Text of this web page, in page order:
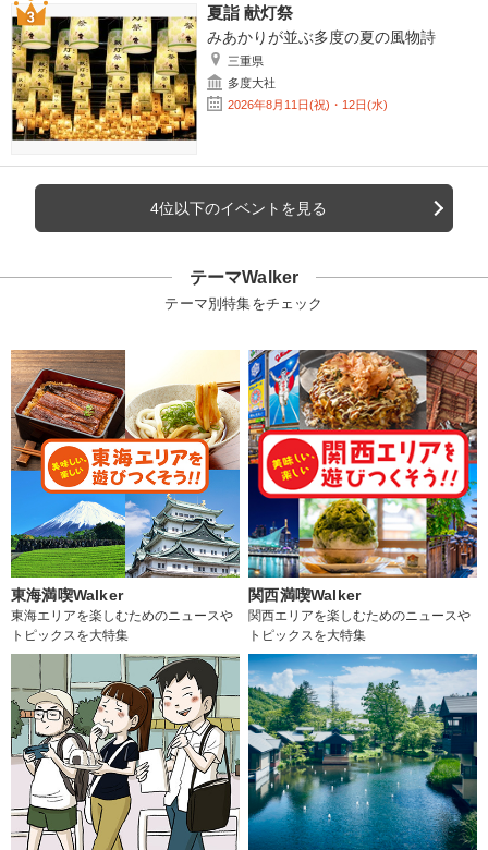
夏詣 献灯祭
みあかりが並ぶ多度の夏の風物詩
三重県
多度大社
2026年8月11日(祝)・12日(水)
4位以下のイベントを見る
テーマWalker
テーマ別特集をチェック
東海満喫Walker
東海エリアを楽しむためのニュースや
トピックスを大特集
関西満喫Walker
関西エリアを楽しむためのニュースや
トピックスを大特集